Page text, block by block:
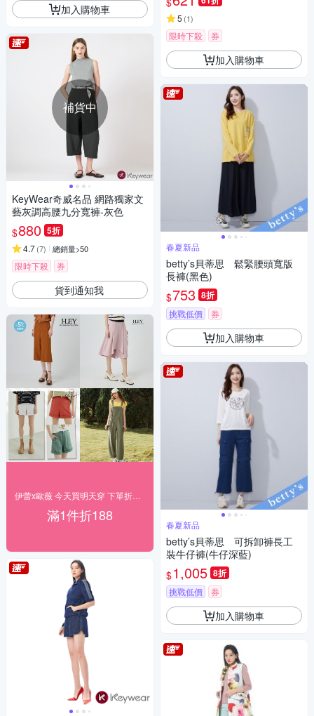
加入購物車
補貨中
KeyWear奇威名品 網路獨家文
藝灰調高腰九分寬褲-灰色
$880 5折
4.7(7) 總銷量>50
限時下殺 券
貨到通知我
滿1件折188
5 (1)
限時下殺 券
加入購物車
春夏新品
betty’s貝蒂思 鬆緊腰頭寬版
長褲(黑色)
$753 8折
挑戰低價 券
加入購物車
春夏新品
betty’s貝蒂思 可拆卸褲長工
裝牛仔褲(牛仔深藍)
$1,005 8折
挑戰低價 券
加入購物車